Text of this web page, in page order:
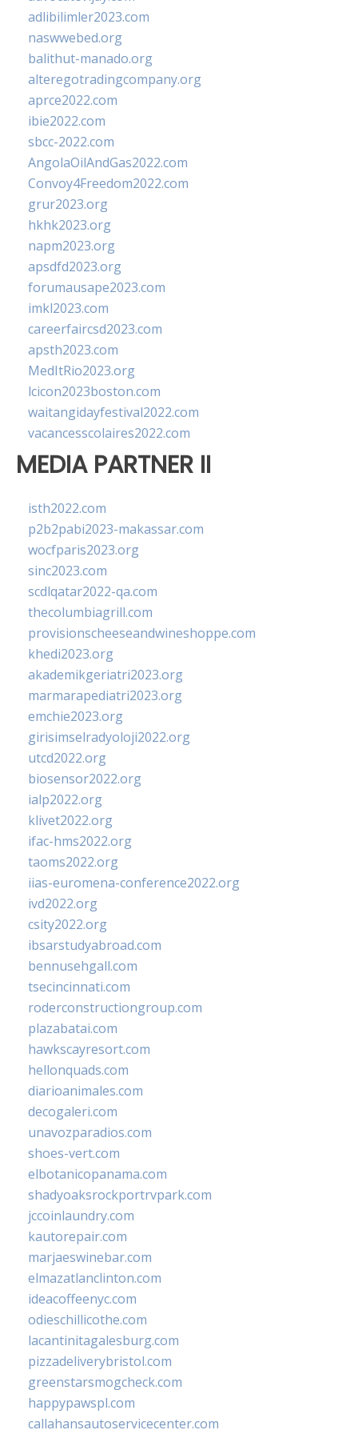
adlibilimler2023.com
naswwebed.org
balithut-manado.org
alteregotradingcompany.org
aprce2022.com
ibie2022.com
sbcc-2022.com
AngolaOilAndGas2022.com
Convoy4Freedom2022.com
grur2023.org
hkhk2023.org
napm2023.org
apsdfd2023.org
forumausape2023.com
imkl2023.com
careerfaircsd2023.com
apsth2023.com
MedItRio2023.org
lcicon2023boston.com
waitangidayfestival2022.com
vacancesscolaires2022.com
MEDIA PARTNER II
isth2022.com
p2b2pabi2023-makassar.com
wocfparis2023.org
sinc2023.com
scdlqatar2022-qa.com
thecolumbiagrill.com
provisionscheeseandwineshoppe.com
khedi2023.org
akademikgeriatri2023.org
marmarapediatri2023.org
emchie2023.org
girisimselradyoloji2022.org
utcd2022.org
biosensor2022.org
ialp2022.org
klivet2022.org
ifac-hms2022.org
taoms2022.org
iias-euromena-conference2022.org
ivd2022.org
csity2022.org
ibsarstudyabroad.com
bennusehgall.com
tsecincinnati.com
roderconstructiongroup.com
plazabatai.com
hawkscayresort.com
hellonquads.com
diarioanimales.com
decogaleri.com
unavozparadios.com
shoes-vert.com
elbotanicopanama.com
shadyoaksrockportrvpark.com
jccoinlaundry.com
kautorepair.com
marjaeswinebar.com
elmazatlanclinton.com
ideacoffeenyc.com
odieschillicothe.com
lacantinitagalesburg.com
pizzadeliverybristol.com
greenstarsmogcheck.com
happypawspl.com
callahansautoservicecenter.com